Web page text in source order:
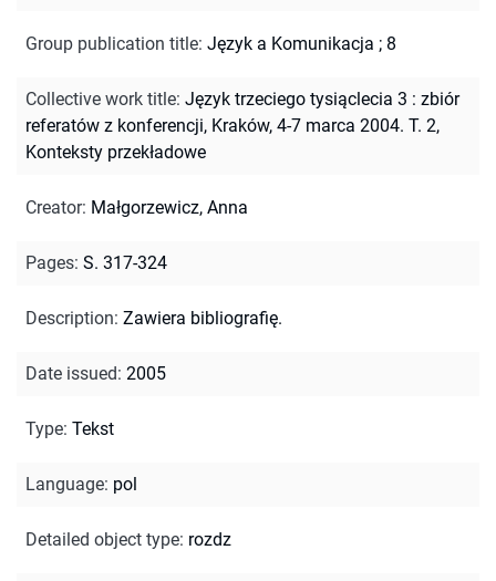
Group publication title: Język a Komunikacja ; 8
Collective work title: Język trzeciego tysiąclecia 3 : zbiór
referatów z konferencji, Kraków, 4-7 marca 2004. T. 2,
Konteksty przekładowe
Creator: Małgorzewicz, Anna
Pages: S. 317-324
Description: Zawiera bibliografię.
Date issued: 2005
Type: Tekst
Language: pol
Detailed object type: rozdz